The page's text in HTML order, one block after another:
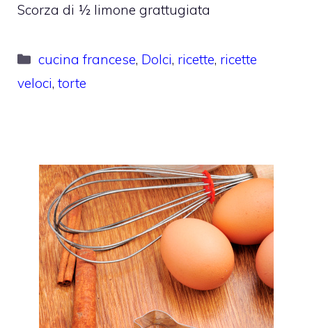
Scorza di ½ limone grattugiata
Categorie
cucina francese, Dolci, ricette, ricette
veloci, torte